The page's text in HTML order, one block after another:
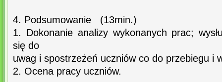
4. Podsumowanie (13min.)
1. Dokonanie analizy wykonanych prac;
się do
uwag i spostrzeżeń uczniów co do przebiegu i
2. Ocena pracy uczniów.